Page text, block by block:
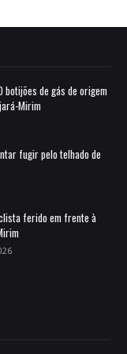
de gás de origem
Mirim
fugir pelo telhado de
ferido em frente à